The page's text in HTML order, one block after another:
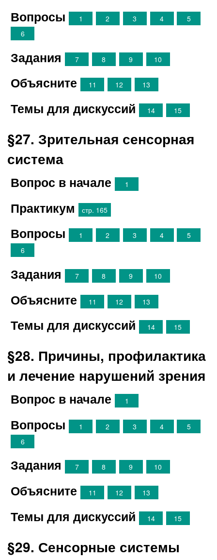
Вопросы 1 2 3 4
5
6
Задания 7 8 9 10
Объясните 11 12 13
Темы для дискуссий 14 15
§27. Зрительная сенсорная
система
Вопрос в начале 1
Практикум стр. 165
Вопросы 1 2 3 4
5
6
Задания 7 8 9 10
Объясните 11 12 13
Темы для дискуссий 14 15
§28. Причины, профилактика
и лечение нарушений зрения
Вопрос в начале 1
Вопросы 1 2 3 4
5
6
Задания 7 8 9 10
Объясните 11 12 13
Темы для дискуссий 14 15
§29. Сенсорные системы